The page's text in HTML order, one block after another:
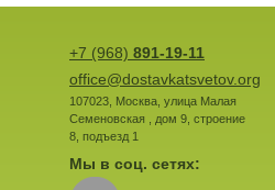
+7 (968) 891-19-11
office@dostavkatsvetov.org
107023, Москва, улица Малая
Семеновская , дом 9, строение
8, подъезд 1
Мы в соц. сетях: